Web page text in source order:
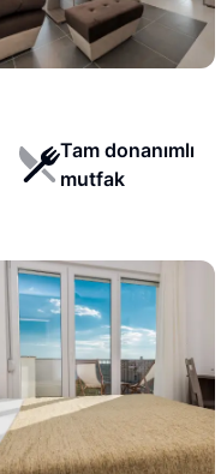
Tam donanımlı
mutfak